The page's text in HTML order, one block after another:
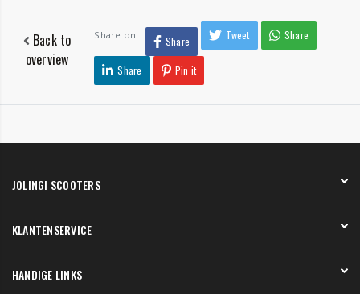
Back to
overview
Share on: Share Tweet Share
Share Pin it
JOLINGI SCOOTERS
Onze showroom
KLANTENSERVICE
Verzending en bezorging
HANDIGE LINKS